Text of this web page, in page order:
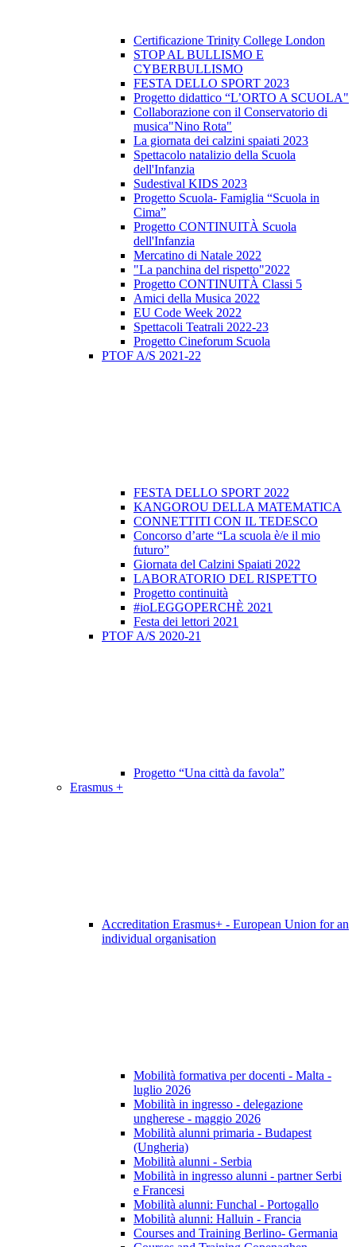
Certificazione Trinity College London
STOP AL BULLISMO E
CYBERBULLISMO
FESTA DELLO SPORT 2023
Progetto didattico “L’ORTO A SCUOLA"
Collaborazione con il Conservatorio di
musica"Nino Rota"
La giornata dei calzini spaiati 2023
Spettacolo natalizio della Scuola
dell'Infanzia
Sudestival KIDS 2023
Progetto Scuola- Famiglia “Scuola in
Cima”
Progetto CONTINUITÀ Scuola
dell'Infanzia
Mercatino di Natale 2022
"La panchina del rispetto"2022
Progetto CONTINUITÀ Classi 5
Amici della Musica 2022
EU Code Week 2022
Spettacoli Teatrali 2022-23
Progetto Cineforum Scuola
PTOF A/S 2021-22
FESTA DELLO SPORT 2022
KANGOROU DELLA MATEMATICA
CONNETTITI CON IL TEDESCO
Concorso d’arte “La scuola è/e il mio
futuro”
Giornata del Calzini Spaiati 2022
LABORATORIO DEL RISPETTO
Progetto continuità
#ioLEGGOPERCHÈ 2021
Festa dei lettori 2021
PTOF A/S 2020-21
Progetto “Una città da favola”
Erasmus +
Accreditation Erasmus+ - European Union for an
individual organisation
Mobilità formativa per docenti - Malta -
luglio 2026
Mobilità in ingresso - delegazione
ungherese - maggio 2026
Mobilità alunni primaria - Budapest
(Ungheria)
Mobilità alunni - Serbia
Mobilità in ingresso alunni - partner Serbi
e Francesi
Mobilità alunni: Funchal - Portogallo
Mobilità alunni: Halluin - Francia
Courses and Training Berlino- Germania